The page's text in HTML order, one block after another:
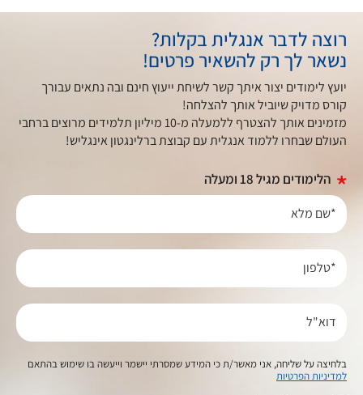
רוצה לדבר אנגלית בקלות?
נשאר לך רק להשאיר פרטים!
יועץ לימודים יצור איתך קשר לשיחת ייעוץ חינם ובה נתאים עבורך
קורס מדויק שיוביל אותך להצלחה!
מזמינים אותך להצטרף ללמעלה מ-10 מיליון תלמידים מרוצים ברחבי
העולם שבחרו ללמוד אנגלית עם קבוצת ברלינגטון אינגליש!
הלימודים מגיל 18 ומעלה
*שם מלא
*טלפון
דוא"ל
בלחיצה על שליחה, אני מאשר/ת כי המידע שמסרתי יישמר וייעשה בו שימוש בהתאם
למדיניות הפרטיות